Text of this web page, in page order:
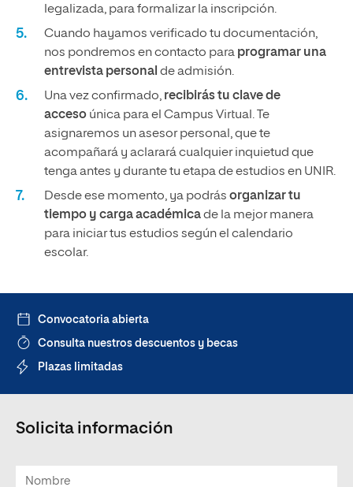
legalizada, para formalizar la inscripción.
Cuando hayamos verificado tu documentación,
nos pondremos en contacto para programar una
entrevista personal de admisión.
Una vez confirmado, recibirás tu clave de
acceso única para el Campus Virtual. Te
asignaremos un asesor personal, que te
acompañará y aclarará cualquier inquietud que
tenga antes y durante tu etapa de estudios en UNIR.
Desde ese momento, ya podrás organizar tu
tiempo y carga académicade la mejor manera
para iniciar tus estudios según el calendario
escolar.
Convocatoria abierta
Consulta nuestros descuentos y becas
Plazas limitadas
Solicita información